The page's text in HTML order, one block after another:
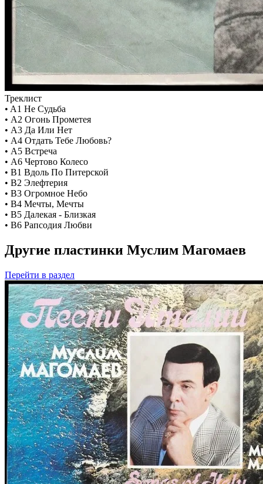
Треклист
• A1 Не Судьба
• A2 Огонь Прометея
• A3 Да Или Нет
• A4 Отдать Тебе Любовь?
• A5 Встреча
• A6 Чертово Колесо
• B1 Вдоль По Питерской
• B2 Элефтерия
• B3 Огромное Небо
• B4 Мечты, Мечты
• B5 Далекая - Близкая
• B6 Рапсодия Любви
Другие пластинки Муслим Магомаев
Перейти в раздел